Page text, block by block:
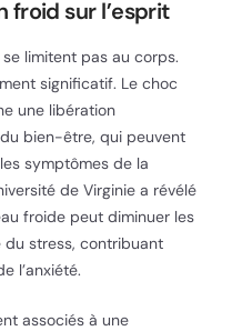
froid sur l’esprit
limitent pas au corps.
significatif. Le choc
une libération
bien-être, qui peuvent
symptômes de la
de Virginie a révélé
froide peut diminuer les
du stress, contribuant
l’anxiété.
associés à une